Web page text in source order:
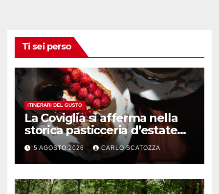
Ti sei perso
ITINERARI DEL GUSTO
La Coviglia si afferma nella
storica pasticceria d’estate
ma il top rimane la
sfogliatella, in diretta da
Pintauro
5 AGOSTO 2026 CARLO SCATOZZA